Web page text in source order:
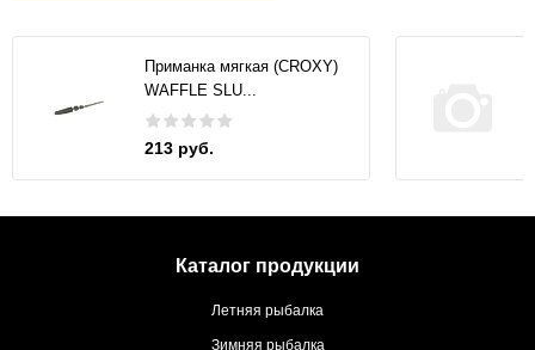
Приманка мягкая (CROXY)
WAFFLE SLU...
213 руб.
Каталог продукции
Летняя рыбалка
Зимняя рыбалка